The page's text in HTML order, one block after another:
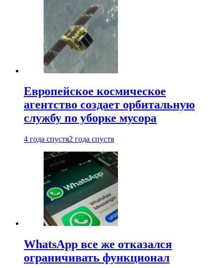
Европейское космическое
агентство создает орбитальную
службу по уборке мусора
4 года спустя2 года спустя
WhatsApp все же отказался
ограничивать функционал